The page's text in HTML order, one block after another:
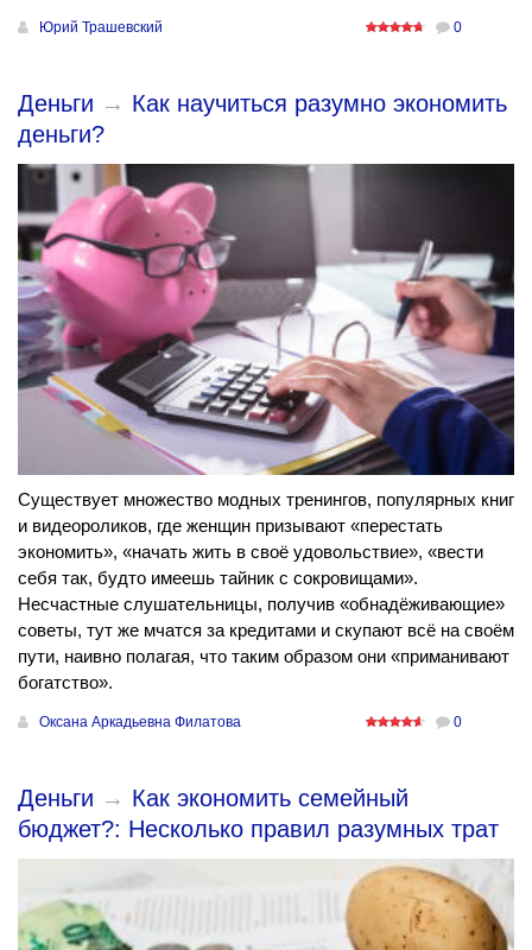
Юрий Трашевский 0
Деньги → Как научиться разумно экономить
деньги?
Существует множество модных тренингов, популярных книг
и видеороликов, где женщин призывают «перестать
экономить», «начать жить в своё удовольствие», «вести
себя так, будто имеешь тайник с сокровищами».
Несчастные слушательницы, получив «обнадёживающие»
советы, тут же мчатся за кредитами и скупают всё на своём
пути, наивно полагая, что таким образом они «приманивают
богатство».
Оксана Аркадьевна Филатова 0
Деньги → Как экономить семейный
бюджет?: Несколько правил разумных трат